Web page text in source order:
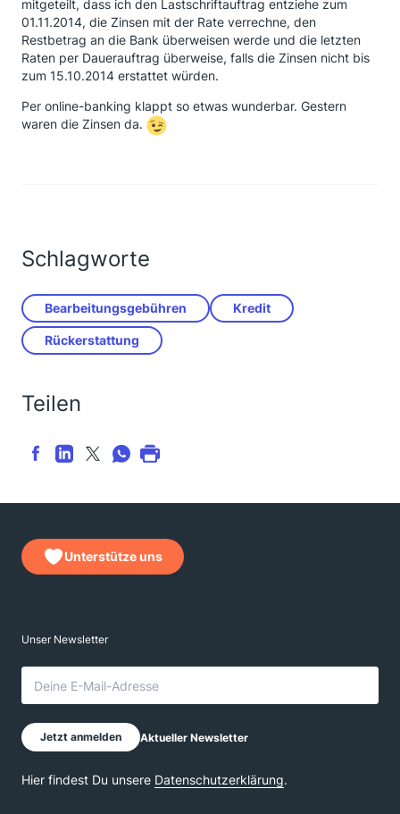
mitgeteilt, dass ich den Lastschriftauftrag entziehe zum
01.11.2014, die Zinsen mit der Rate verrechne, den
Restbetrag an die Bank überweisen werde und die letzten
Raten per Dauerauftrag überweise, falls die Zinsen nicht bis
zum 15.10.2014 erstattet würden.
Per online-banking klappt so etwas wunderbar. Gestern
waren die Zinsen da.
Schlagworte
Bearbeitungsgebühren Kredit
Rückerstattung
Teilen
Unterstütze uns